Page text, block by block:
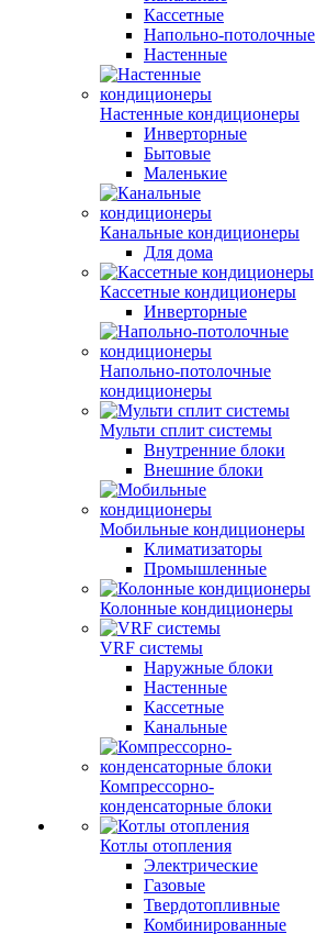
Кассетные
Напольно-потолочные
Настенные
Настенные кондиционеры
Инверторные
Бытовые
Маленькие
Канальные кондиционеры
Для дома
Кассетные кондиционеры
Инверторные
Напольно-потолочные
кондиционеры
Мульти сплит системы
Внутренние блоки
Внешние блоки
Мобильные кондиционеры
Климатизаторы
Промышленные
Колонные кондиционеры
VRF системы
Наружные блоки
Настенные
Кассетные
Канальные
Компрессорно-
конденсаторные блоки
Котлы отопления
Электрические
Газовые
Твердотопливные
Комбинированные